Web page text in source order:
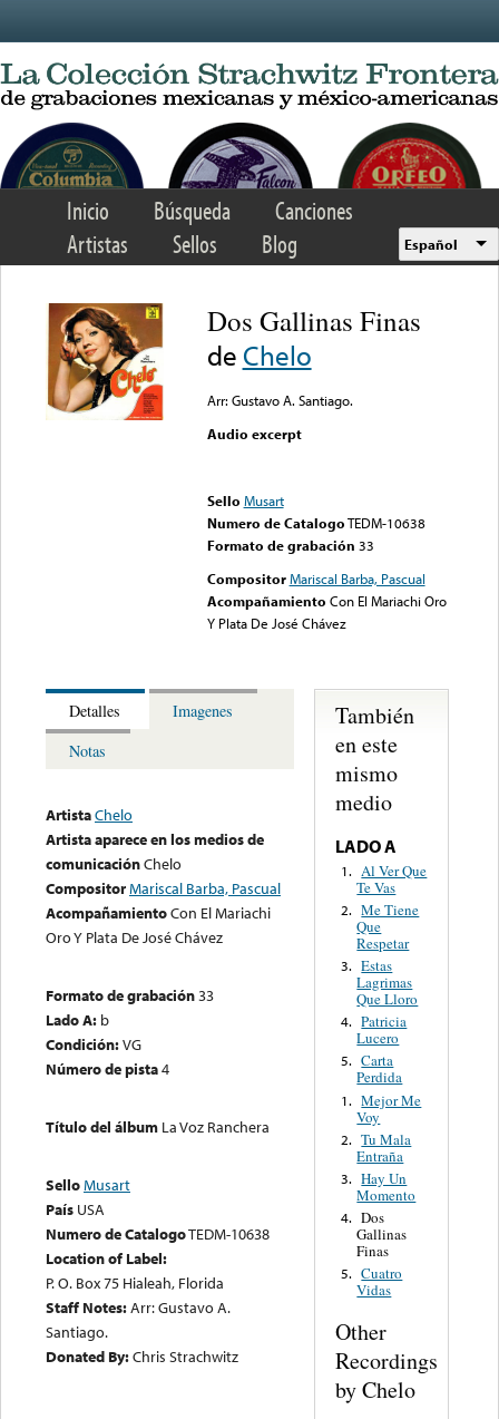
Inicio Búsqueda
Canciones
Artistas
Sellos Blog Español
Dos Gallinas Finas
de Chelo
Arr: Gustavo A. Santiago.
Audio excerpt
Sello Musart
Numero de CatalogoTEDM-10638
Formato de grabación 33
Compositor Mariscal Barba, Pascual
Acompañamiento Con El Mariachi Oro
Y Plata De José Chávez
Detalles
Imagenes
Notas
ArtistaChelo
Artista aparece en los medios de
comunicaciónChelo
CompositorMariscal Barba, Pascual
AcompañamientoCon El Mariachi
Oro Y Plata De José Chávez
Formato de grabación33
Lado A: b
Condición:VG
Número de pista4
Título del álbum La Voz Ranchera
SelloMusart
País USA
Numero de CatalogoTEDM-10638
Location of Label:
P. O. Box 75 Hialeah, Florida
Staff Notes:Arr: Gustavo A.
Santiago.
Donated By:Chris Strachwitz
También
en este
mismo
medio
LADO A
1. Al Ver Que
Te Vas
2. Me Tiene
Que
Respetar
3. Estas
Lagrimas
Que Lloro
4. Patricia
Lucero
5. Carta
Perdida
1. Mejor Me
Voy
2. Tu Mala
Entraña
3. Hay Un
Momento
4. Dos
Gallinas
Finas
5. Cuatro
Vidas
Other
Recordings
by Chelo